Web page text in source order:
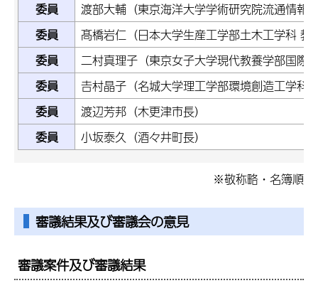
委員
渡部大輔（東京海洋大学学術研究院流通情報
委員
髙橋岩仁（日本大学生産工学部土木工学科 教
委員
二村真理子（東京女子大学現代教養学部国際
委員
𠮷村晶子（名城大学理工学部環境創造工学科
委員
渡辺芳邦（木更津市長）
委員
小坂泰久（酒々井町長）
※敬称略・名簿順
審議結果及び審議会の意見
審議案件及び審議結果